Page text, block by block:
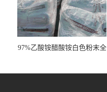
97%乙酸铵醋酸铵白色粉末全